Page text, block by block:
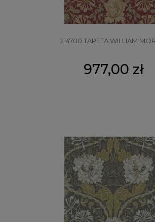
214700 TAPETA WILLIAM
977,00 zł